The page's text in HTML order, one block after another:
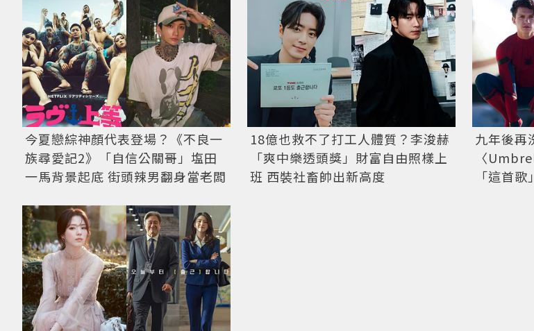
今夏戀綜神顏代表登場？《不良一
族尋愛記2》「自信公關哥」塩田
一馬背景起底 街頭辣男翻身當老闆
18億也救不了打工人體質？李浚赫
「爽中樂透頭獎」財富自由照樣上
班 西裝社畜帥出新高度
九年後再
〈
「這首